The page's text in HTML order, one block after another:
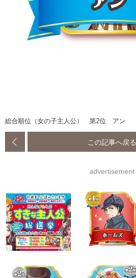
総合順位（女の子主人公） 第2位 アン
この記事へ戻る
advertisement